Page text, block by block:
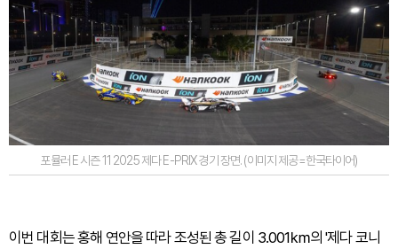
포뮬러 E 시즌 11 2025 제다 E-PRIX 경기 장면. (이미지 제공=한국타이어)
이번 대회는 홍해 연안을 따라 조성된 총 길이 3.001㎞의 '제다 코니